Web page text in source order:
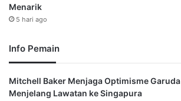
Menarik
5 hari ago
Info Pemain
Mitchell Baker Menjaga Optimisme Garuda
Menjelang Lawatan ke Singapura